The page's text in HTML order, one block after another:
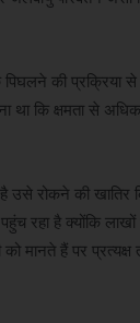
की प्रक्रिया
था कि क्षमता से
रोकने की खातिर
है क्योंकि लाखों
को मानते हैं पर